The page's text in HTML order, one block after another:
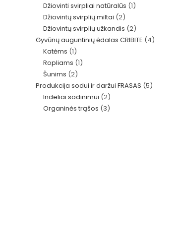
produktai
Džiovinti svirpliai natūralūs 11
Džiovintų svirplių miltai 22
produktai
Džiovintų svirplių užkandis 22
produktai
Gyvūnų auguntinių ėdalas CRIBITE 44
Katėms 11
produktas
Ropliams 11
Šunims 22
produktai
Produkcija sodui ir daržui FRASAS 55
Indeliai sodinimui 22
produktai
Organinės trąšos 33